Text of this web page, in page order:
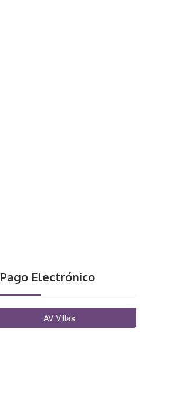
Pago Electrónico
AV Villas